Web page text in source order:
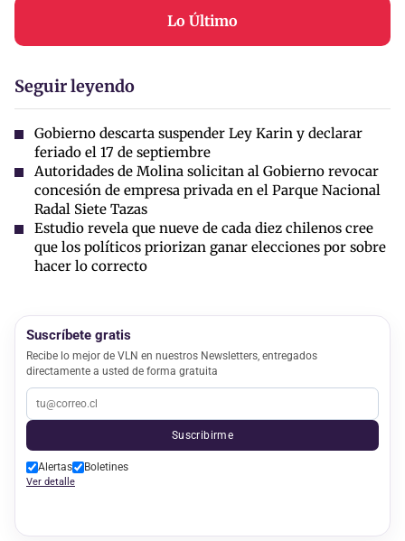
Lo Último
Seguir leyendo
Gobierno descarta suspender Ley Karin y declarar
feriado el 17 de septiembre
Autoridades de Molina solicitan al Gobierno revocar
concesión de empresa privada en el Parque Nacional
Radal Siete Tazas
Estudio revela que nueve de cada diez chilenos cree
que los políticos priorizan ganar elecciones por sobre
hacer lo correcto
Suscríbete gratis
Recibe lo mejor de VLN en nuestros Newsletters, entregados
directamente a usted de forma gratuita
Suscribirme
Alertas Boletines
Ver detalle